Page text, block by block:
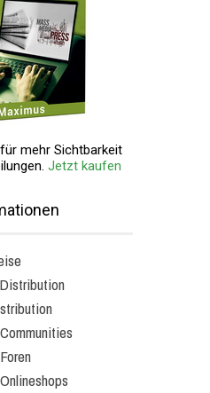
mehr Sichtbarkeit
Jetzt kaufen